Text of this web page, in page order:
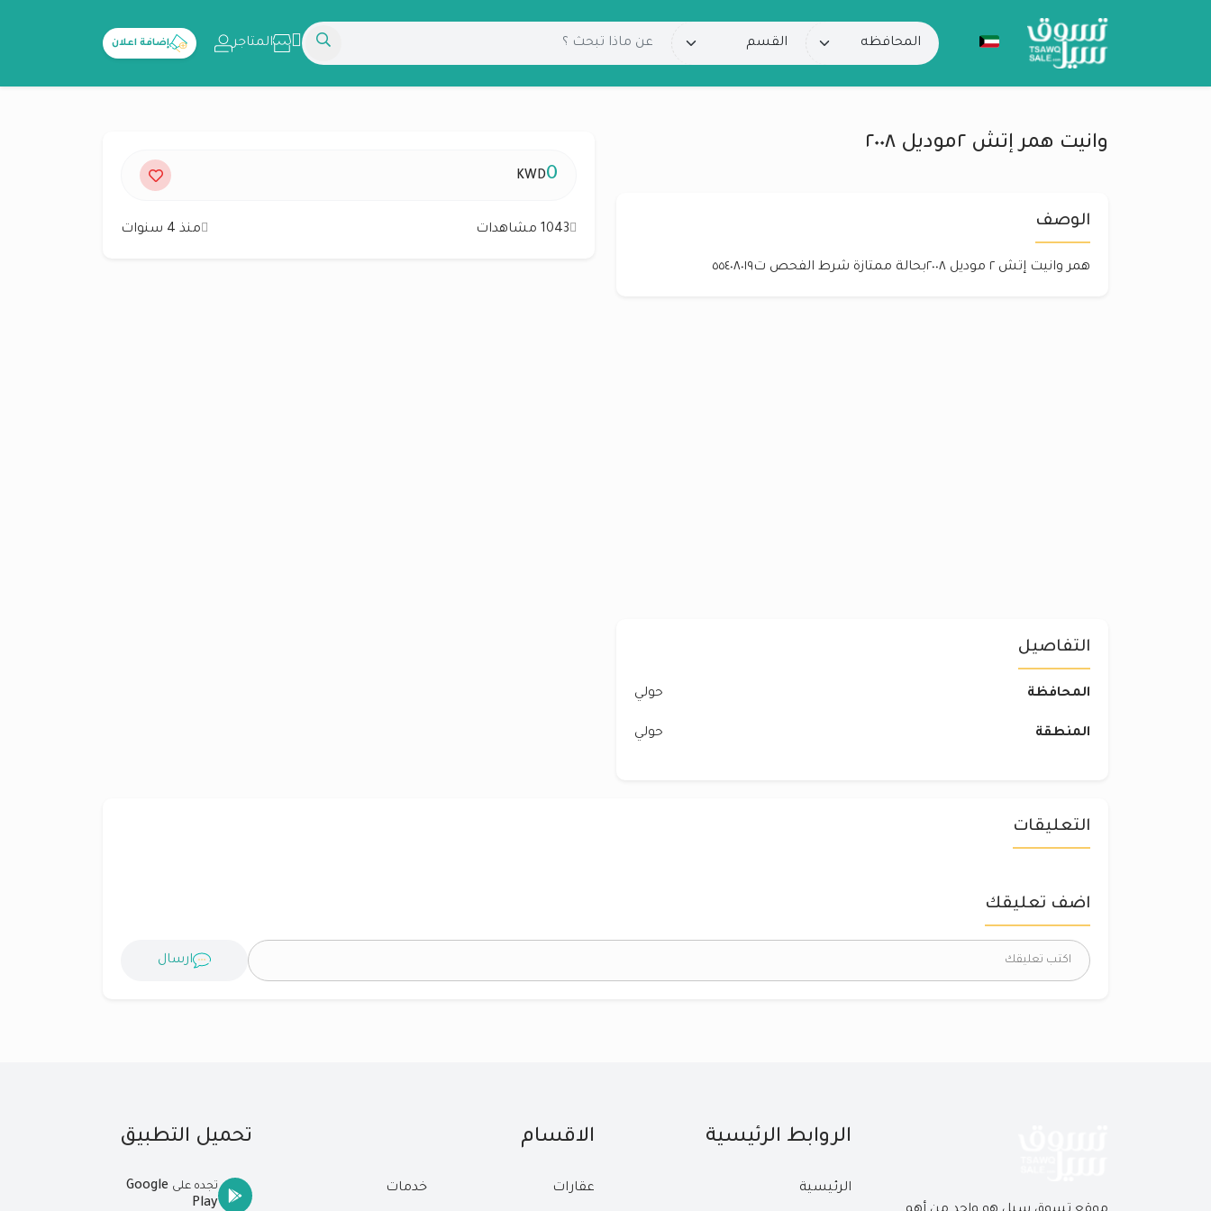
المتاجر إضافة اعلان
وانيت همر إتش ٢موديل ٢٠٠٨
الوصف
همر وانيت إتش ٢ موديل ٢٠٠٨بحالة ممتازة شرط الفحص ت٥٥٤٠٨٠١٩
0
KWD
1043 مشاهدات منذ 4 سنوات
التفاصيل
المحافظة حولي
المنطقة حولي
التعليقات
اضف تعليقك
ارسال
الروابط الرئيسية
الرئيسية
الاقسام
عقارات خدمات
تحميل التطبيق
تجده على Google
Play